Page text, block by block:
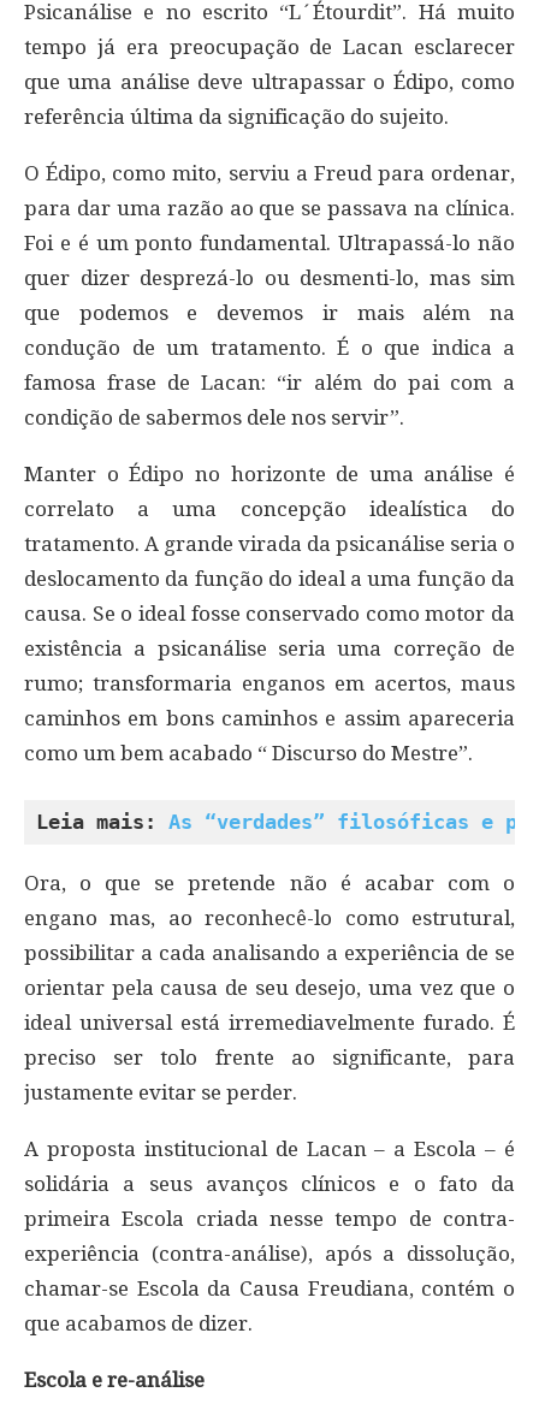
Psicanálise e no escrito “L´Étourdit”. Há muito
tempo já era preocupação de Lacan esclarecer
que uma análise deve ultrapassar o Édipo, como
referência última da significação do sujeito.
O Édipo, como mito, serviu a Freud para ordenar,
para dar uma razão ao que se passava na clínica.
Foi e é um ponto fundamental. Ultrapassá-lo não
quer dizer desprezá-lo ou desmenti-lo, mas sim
que podemos e devemos ir mais além na
condução de um tratamento. É o que indica a
famosa frase de Lacan: “ir além do pai com a
condição de sabermos dele nos servir”.
Manter o Édipo no horizonte de uma análise é
correlato a uma concepção idealística do
tratamento. A grande virada da psicanálise seria o
deslocamento da função do ideal a uma função da
causa. Se o ideal fosse conservado como motor da
existência a psicanálise seria uma correção de
rumo; transformaria enganos em acertos, maus
caminhos em bons caminhos e assim apareceria
como um bem acabado “ Discurso do Mestre”.
Leia mais: As “verdades” filosóficas e
Ora, o que se pretende não é acabar com o
engano mas, ao reconhecê-lo como estrutural,
possibilitar a cada analisando a experiência de se
orientar pela causa de seu desejo, uma vez que o
ideal universal está irremediavelmente furado. É
preciso ser tolo frente ao significante, para
justamente evitar se perder.
A proposta institucional de Lacan – a Escola – é
solidária a seus avanços clínicos e o fato da
primeira Escola criada nesse tempo de contra-
experiência (contra-análise), após a dissolução,
chamar-se Escola da Causa Freudiana, contém o
que acabamos de dizer.
Escola e re-análise